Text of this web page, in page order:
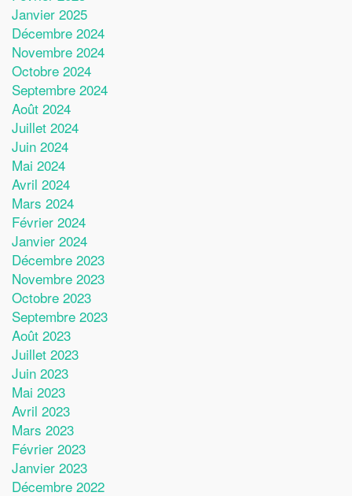
Janvier 2025
Décembre 2024
Novembre 2024
Octobre 2024
Septembre 2024
Août 2024
Juillet 2024
Juin 2024
Mai 2024
Avril 2024
Mars 2024
Février 2024
Janvier 2024
Décembre 2023
Novembre 2023
Octobre 2023
Septembre 2023
Août 2023
Juillet 2023
Juin 2023
Mai 2023
Avril 2023
Mars 2023
Février 2023
Janvier 2023
Décembre 2022